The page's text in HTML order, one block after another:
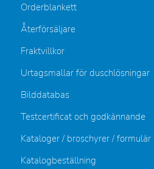
Orderblankett
Återförsäljare
Fraktvillkor
Urtagsmallar för duschlösningar
Bilddatabas
Testcertificat och godkännande
Kataloger / broschyrer / formulär
Katalogbeställning